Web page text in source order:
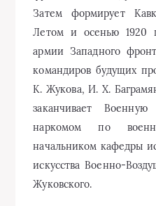
Затем формирует
Летом и осенью 1920
армии Западного
командиров будущих
К. Жукова, И. Х.
заканчивает
наркомом по
начальником кафедры
искусства Военно-
Жуковского.